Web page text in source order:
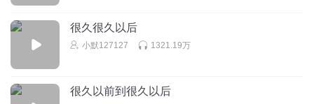
很久很久以后
小默127127 1321.19万
很久以前到很久以后